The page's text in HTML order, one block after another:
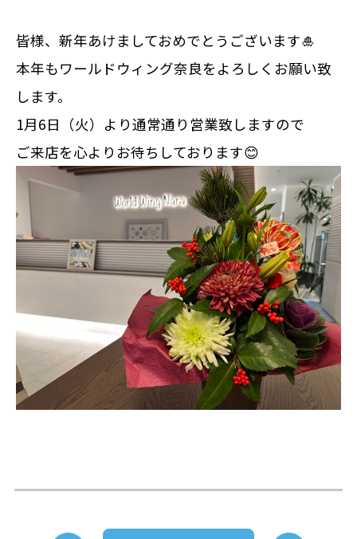
皆様、新年あけましておめでとうございます🎍
本年もワールドウィング奈良をよろしくお願い致
します。
1月6日（火）より通常通り営業致しますので
ご来店を心よりお待ちしております😊